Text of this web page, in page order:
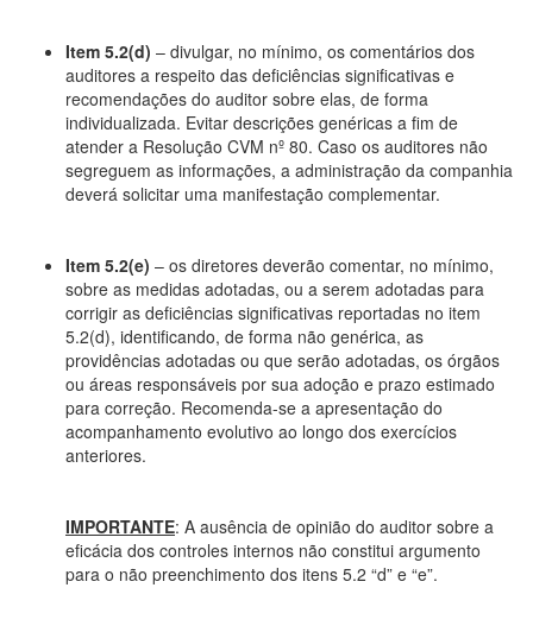
Item 5.2(d) – divulgar, no mínimo, os comentários dos
auditores a respeito das deficiências significativas e
recomendações do auditor sobre elas, de forma
individualizada. Evitar descrições genéricas a fim de
atender a Resolução CVM nº 80. Caso os auditores não
segreguem as informações, a administração da companhia
deverá solicitar uma manifestação complementar.
Item 5.2(e) – os diretores deverão comentar, no mínimo,
sobre as medidas adotadas, ou a serem adotadas para
corrigir as deficiências significativas reportadas no item
5.2(d), identificando, de forma não genérica, as
providências adotadas ou que serão adotadas, os órgãos
ou áreas responsáveis por sua adoção e prazo estimado
para correção. Recomenda-se a apresentação do
acompanhamento evolutivo ao longo dos exercícios
anteriores.
IMPORTANTE: A ausência de opinião do auditor sobre a
eficácia dos controles internos não constitui argumento
para o não preenchimento dos itens 5.2 “d” e “e”.